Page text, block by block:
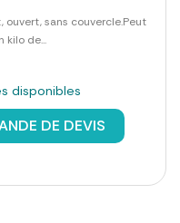
sans couvercle.Peut
kilo de...
disponibles
DE DEVIS